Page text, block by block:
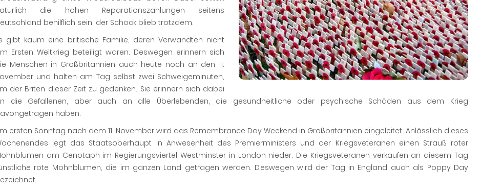
die hohen Reparationszahlungen seitens
behilflich sein, der Schock blieb trotzdem.
gibt kaum eine britische Familie, deren Verwandten nicht
Ersten Weltkrieg beteiligt waren. Deswegen erinnern sich
Menschen in Großbritannien auch heute noch an den 11.
und halten am Tag selbst zwei Schweigeminuten,
der Briten dieser Zeit zu gedenken. Sie erinnern sich dabei
die Gefallenen, aber auch an alle Überlebenden, die gesundheitliche oder psychische Schäden aus dem Krieg
haben.
ersten Sonntag nach dem 11. November wird das Remembrance Day Weekend in Großbritannien eingeleitet. Anlässlich dieses
legt das Staatsoberhaupt in Anwesenheit des Premierministers und der Kriegsveteranen einen Strauß roter
am Cenotaph im Regierungsviertel Westminster in London nieder. Die Kriegsveteranen verkaufen an diesem Tag
rote Mohnblumen, die im ganzen Land getragen werden. Deswegen wird der Tag in England auch als Poppy Day